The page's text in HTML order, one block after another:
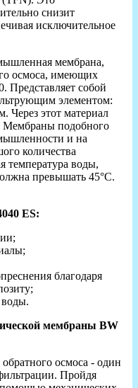
снизит
исключительное
мембрана,
осмоса, имеющих
Представляет собой
элементом:
Через этот материал
Мембраны подобного
и на
количества
температура воды,
превышать 45°С.
ES:
благодаря
воды.
мембраны BW
осмоса - один
Пройдя